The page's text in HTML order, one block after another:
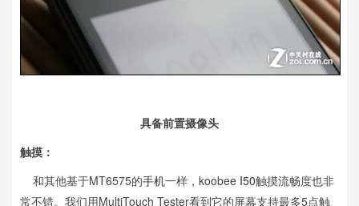
具备前置摄像头
触摸：
和其他基于MT6575的手机一样，koobee I50触摸流畅度也非
常不错。我们用MultiTouch Tester看到它的屏幕支持最多5点触